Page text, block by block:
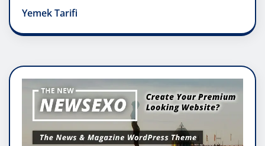
Yemek Tarifi